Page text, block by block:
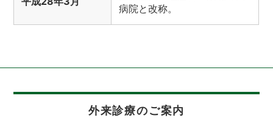
病院と改称。
外来診療のご案内